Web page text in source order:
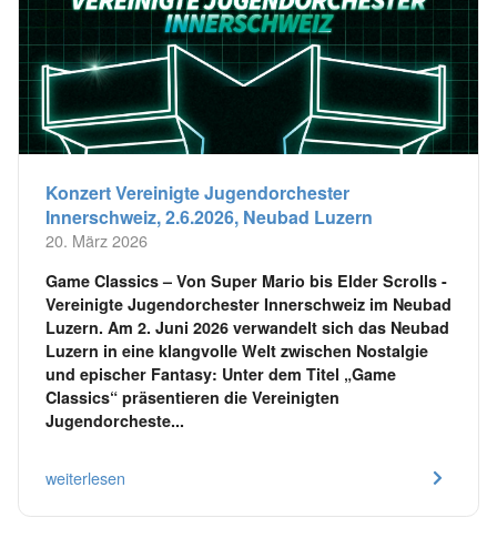
Konzert Vereinigte Jugendorchester
Innerschweiz, 2.6.2026, Neubad Luzern
20. März 2026
Game Classics – Von Super Mario bis Elder Scrolls -
Vereinigte Jugendorchester Innerschweiz im Neubad
Luzern. Am 2. Juni 2026 verwandelt sich das Neubad
Luzern in eine klangvolle Welt zwischen Nostalgie
und epischer Fantasy: Unter dem Titel „Game
Classics“ präsentieren die Vereinigten
Jugendorcheste...
weiterlesen